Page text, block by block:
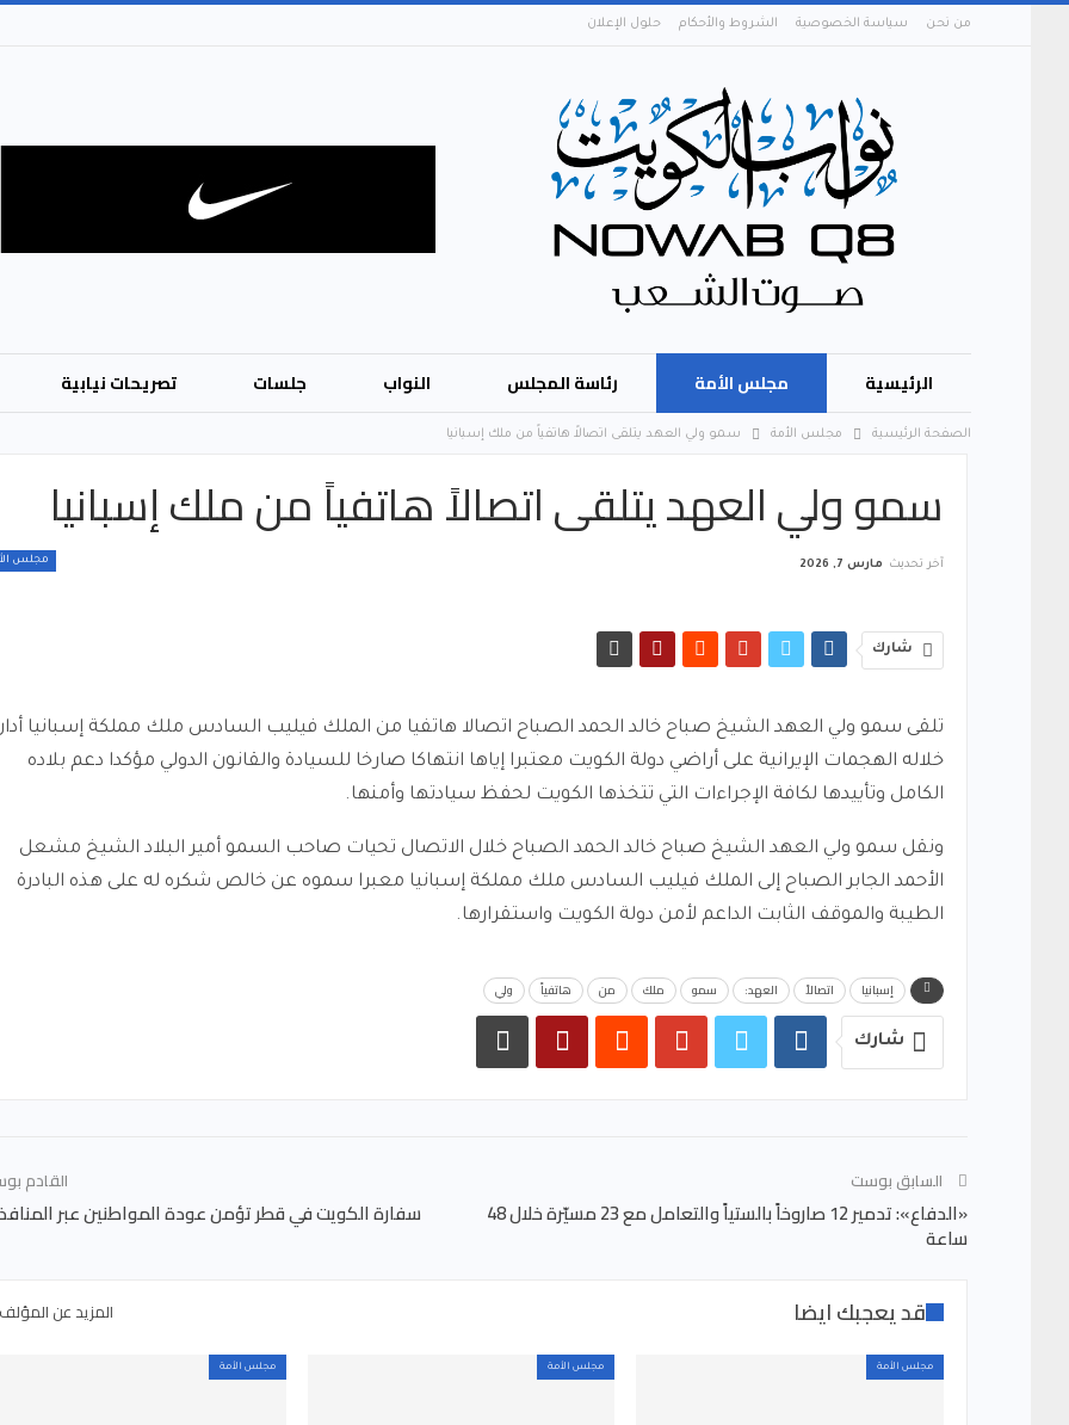
من نحن سياسة الخصوصية الشروط والأحكام حلول الإعلان
الرئيسية مجلس الأمة رئاسة المجلس النواب جلسات تصريحات نيابية
الصفحة الرئيسية مجلس الأمة سمو ولي العهد يتلقى اتصالاً هاتفياً من ملك إسبانيا
سمو ولي العهد يتلقى اتصالاً هاتفياً من ملك إسبانيا
مجلس آخر تحديث مارس 7, 2026
شارك
تلقى سمو ولي العهد الشيخ صباح خالد الحمد الصباح اتصالا هاتفيا من الملك فيليب السادس ملك مملكة إسبانيا
خلاله الهجمات الإيرانية على أراضي دولة الكويت معتبرا إياها انتهاكا صارخا للسيادة والقانون الدولي مؤكدا دعم بلاده
الكامل وتأييدها لكافة الإجراءات التي تتخذها الكويت لحفظ سيادتها وأمنها.
ونقل سمو ولي العهد الشيخ صباح خالد الحمد الصباح خلال الاتصال تحيات صاحب السمو أمير البلاد الشيخ مشعل
الأحمد الجابر الصباح إلى الملك فيليب السادس ملك مملكة إسبانيا معبرا سموه عن خالص شكره له على هذه البادرة
الطيبة والموقف الثابت الداعم لأمن دولة الكويت واستقرارها.
إسبانيا اتصالاً العهد: سمو ملك من هاتفياً ولي
شارك
السابق بوست
«الدفاع»: تدمير 12 صاروخاً بالستياً والتعامل مع 23 مسيّرة خلال 48
ساعة
القادم
سفارة الكويت في قطر تؤمن عودة المواطنين عبر المنافذ
قد يعجبك ايضا المزيد عن المؤلف
مجلس الأمة مجلس الأمة مجلس الأمة
طلبات الترشح
مهنته في إجراء